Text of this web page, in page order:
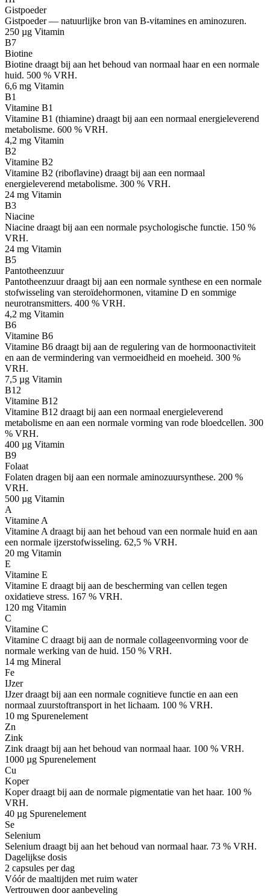
Gistpoeder
Gistpoeder — natuurlijke bron van B-vitamines en aminozuren.
250 µg Vitamin
B7
Biotine
Biotine draagt bij aan het behoud van normaal haar en een normale
huid. 500 % VRH.
6,6 mg Vitamin
B1
Vitamine B1
Vitamine B1 (thiamine) draagt bij aan een normaal energieleverend
metabolisme. 600 % VRH.
4,2 mg Vitamin
B2
Vitamine B2
Vitamine B2 (riboflavine) draagt bij aan een normaal
energieleverend metabolisme. 300 % VRH.
24 mg Vitamin
B3
Niacine
Niacine draagt bij aan een normale psychologische functie. 150 %
VRH.
24 mg Vitamin
B5
Pantotheenzuur
Pantotheenzuur draagt bij aan een normale synthese en een normale
stofwisseling van steroïdehormonen, vitamine D en sommige
neurotransmitters. 400 % VRH.
4,2 mg Vitamin
B6
Vitamine B6
Vitamine B6 draagt bij aan de regulering van de hormoonactiviteit
en aan de vermindering van vermoeidheid en moeheid. 300 %
VRH.
7,5 µg Vitamin
B12
Vitamine B12
Vitamine B12 draagt bij aan een normaal energieleverend
metabolisme en aan een normale vorming van rode bloedcellen. 300
% VRH.
400 µg Vitamin
B9
Folaat
Folaten dragen bij aan een normale aminozuursynthese. 200 %
VRH.
500 µg Vitamin
A
Vitamine A
Vitamine A draagt bij aan het behoud van een normale huid en aan
een normale ijzerstofwisseling. 62,5 % VRH.
20 mg Vitamin
E
Vitamine E
Vitamine E draagt bij aan de bescherming van cellen tegen
oxidatieve stress. 167 % VRH.
120 mg Vitamin
C
Vitamine C
Vitamine C draagt bij aan de normale collageenvorming voor de
normale werking van de huid. 150 % VRH.
14 mg Mineral
Fe
IJzer
IJzer draagt bij aan een normale cognitieve functie en aan een
normaal zuurstoftransport in het lichaam. 100 % VRH.
10 mg Spurenelement
Zn
Zink
Zink draagt bij aan het behoud van normaal haar. 100 % VRH.
1000 µg Spurenelement
Cu
Koper
Koper draagt bij aan de normale pigmentatie van het haar. 100 %
VRH.
40 µg Spurenelement
Se
Selenium
Selenium draagt bij aan het behoud van normaal haar. 73 % VRH.
Dagelijkse dosis
2 capsules per dag
Vóór de maaltijden met ruim water
Vertrouwen door aanbeveling